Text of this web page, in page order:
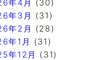
年4月
(30)
年3月 (31)
年2月 (28)
年1月 (31)
年12月
(31)